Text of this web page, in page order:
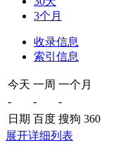
3个月
收录信息
索引信息
今天 一周 一个月
-
-
-
日期 百度 搜狗 360
展开详细列表